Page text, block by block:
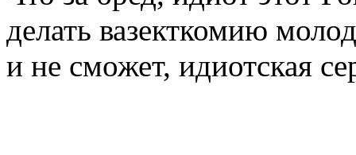
делать вазекткомию
и не сможет, идиотская